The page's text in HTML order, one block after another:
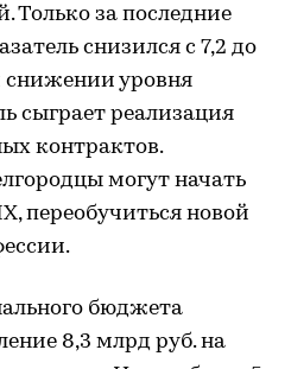
Только за последние
снизился с 7,2 до
снижении уровня
сыграет реализация
контрактов.
могут начать
переобучиться новой
бюджета
8,3 млрд руб. на